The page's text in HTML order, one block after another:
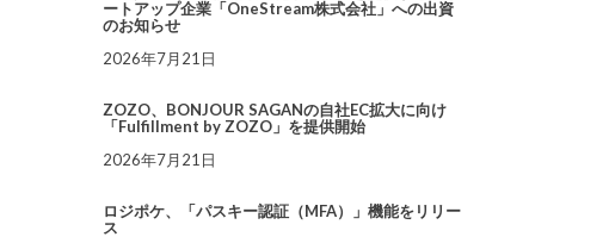
ートアップ企業「OneStream株式会社」への出資
のお知らせ
2026年7月21日
ZOZO、BONJOUR SAGANの自社EC拡大に向け
「Fulfillment by ZOZO」を提供開始
2026年7月21日
ロジポケ、「パスキー認証（MFA）」機能をリリー
ス